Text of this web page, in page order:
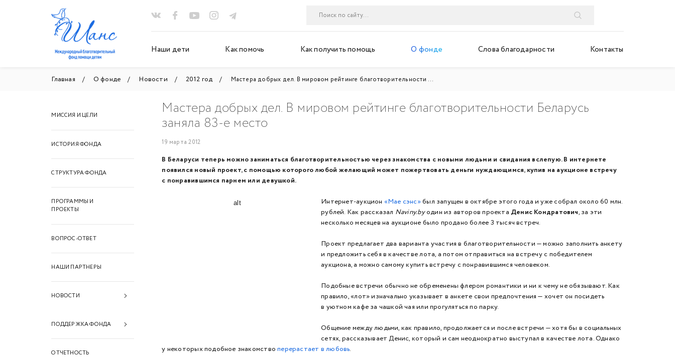
Наши дети Как помочь Как получить помощь О фонде Слова благодарности Контакты
Главная О фонде Новости 2012 год Мастера добрых дел. В мировом рейтинге благотворительности ...
МИССИЯ И ЦЕЛИ
ИСТОРИЯ ФОНДА
СТРУКТУРА ФОНДА
ПРОГРАММЫ И
ПРОЕКТЫ
ВОПРОС-ОТВЕТ
НАШИ ПАРТНЕРЫ
НОВОСТИ
2025 год
2024 год
ПОДДЕРЖКА ФОНДА
ОТЧЕТНОСТЬ
Мастера добрых дел. В мировом рейтинге благотворительности Беларусь
заняла 83-е место
19 марта 2012
В Беларуси теперь можно заниматься благотворительностью через знакомства с новыми людьми и свидания вслепую. В интернете
появился новый проект, с помощью которого любой желающий может пожертвовать деньги нуждающимся, купив на аукционе встречу
с понравившимся парнем или девушкой.
Интернет-аукцион «Мае сэнс»был запущен в октябре этого года и уже собрал около 60 млн.
рублей. Как рассказал Naviny.byодин из авторов проекта Денис Кондратович, за эти
несколько месяцев на аукционе было продано более 3 тысяч встреч.
Проект предлагает два варианта участия в благотворительности — можно заполнить анкету
и предложить себя в качестве лота, а потом отправиться на встречу с победителем
аукциона, а можно самому купить встречу с понравившимся человеком.
Подобные встречи обычно не обременены флером романтики и ни к чему не обязывают. Как
правило, «лот» изначально указывает в анкете свои предпочтения — хочет он посидеть
в уютном кафе за чашкой чая или прогуляться по парку.
Общение между людьми, как правило, продолжается и после встречи — хотя бы в социальных
сетях, рассказывает Денис, который и сам неоднократно выступал в качестве лота. Однако
у некоторых подобное знакомствоперерастает в любовь.